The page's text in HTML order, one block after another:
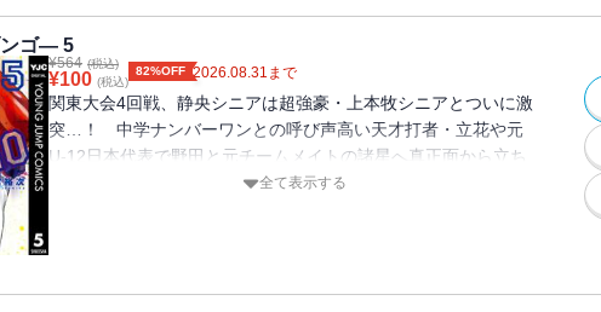
ゴ― 5
¥564 (税込)
¥100 (税込)
82%OFF 2026.08.31 まで
関東大会4回戦、静央シニアは超強豪・上本牧シニアとついに激
突…！ 中学ナンバーワンとの呼び声高い天才打者・立花や元
U-12日本代表で野田と元チームメイトの諸星へ真正面から立ち
向かう静央のエース・吉見雅樹だったが──!? 一瞬も目が離せ
全て表示する